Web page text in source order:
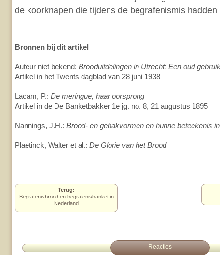
de koorknapen die tijdens de begrafenismis hadden
Bronnen bij dit artikel
Auteur niet bekend: Brooduitdelingen in Utrecht: Een oud
Artikel in het Twents dagblad van 28 juni 1938
Lacam, P.: De meringue, haar oorsprong
Artikel in de De Banketbakker 1e jg. no. 8, 21 augustus 1895
Nannings, J.H.: Brood- en gebakvormen en hunne beteekenis
Plaetinck, Walter et al.: De Glorie van het Brood
Terug:
Begrafenisbrood en begrafenisbanket in
Nederland
Reacties